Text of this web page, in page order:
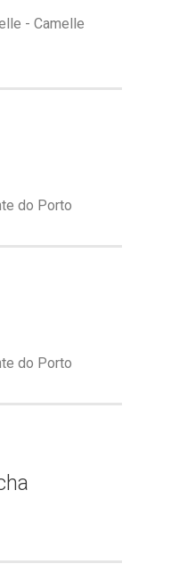
- Camelle
do Porto
do Porto